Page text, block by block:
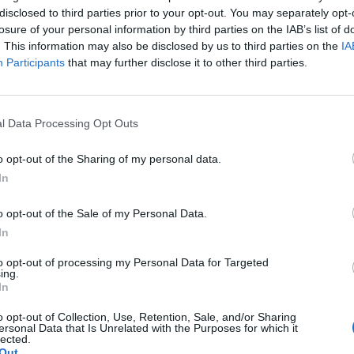
to third parties prior to your opt-out. You may separately
of your personal information by third parties on the IAB’s list of
This information may also be disclosed by us to third parties on the
Participants that may further disclose it to other third parties.
Data Processing Opt Outs
opt-out of the Sharing of my personal data.
opt-out of the Sale of my Personal Data.
opt-out of processing my Personal Data for Targeted
opt-out of Collection, Use, Retention, Sale, and/or Sharing
Data that Is Unrelated with the Purposes for which it
Védelmi Erők (IDF) felkészült a katonai akció
– mondta Daniel Hagari tengernagy, az IDF szóvivője
melyek a digitális térben való jelenlétet meghatározó
Vegyen részt Ön is a jogi, üzleti, informatikai és
portfolio.hu hírarchívumához tartozik, melynek olvasása
tartalmazza:
cikkarchívum
elmúlt 2 év napon belüli